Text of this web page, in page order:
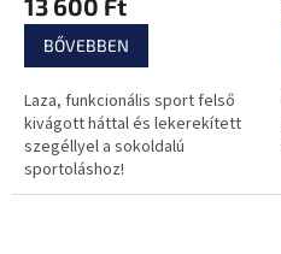
BŐVEBBEN
Laza, funkcionális sport felső
kivágott háttal és lekerekített
szegéllyel a sokoldalú
sportoláshoz!